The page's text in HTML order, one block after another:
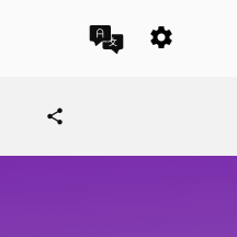
settings
share